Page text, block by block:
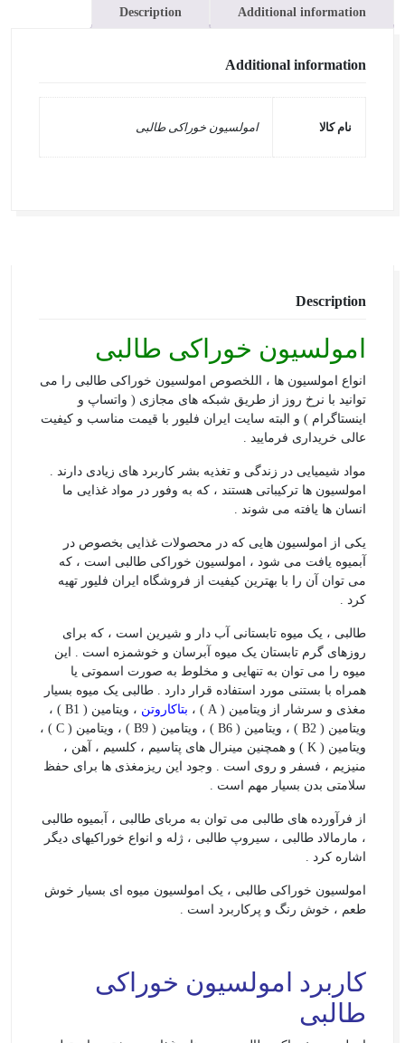
Additional information
Description
Additional information
نام کالا امولسیون خوراکی طالبی
Description
امولسیون خوراکی طالبی
انواع امولسیون ها ، اللخصوص امولسیون خوراکی طالبی را می
توانید با نرخ روز از طریق شبکه های مجازی ( واتساپ و
اینستاگرام ) و البته سایت ایران فلیور با قیمت مناسب و کیفیت
عالی خریداری فرمایید .
مواد شیمیایی در زندگی و تغذیه بشر کاربرد های زیادی دارند .
امولسیون ها ترکیباتی هستند ، که به وفور در مواد غذایی ما
انسان ها یافته می شوند .
یکی از امولسیون هایی که در محصولات غذایی بخصوص در
آبمیوه یافت می شود ، امولسیون خوراکی طالبی است ، که
می توان آن را با بهترین کیفیت از فروشگاه ایران فلیور تهیه
کرد .
طالبی ، یک میوه تابستانی آب دار و شیرین است ، که برای
روزهای گرم تابستان یک میوه آبرسان و خوشمزه است . این
میوه را می توان به تنهایی و مخلوط به صورت اسموتی یا
همراه با بستنی مورد استفاده قرار دارد . طالبی یک میوه بسیار
مغذی و سرشار از ویتامین ( A ) ،
بتاکاروتن
، ویتامین ( B1 ) ،
ویتامین ( B2 ) ، ویتامین ( B6 ) ، ویتامین ( B9 ) ، ویتامین ( C ) ،
ویتامین ( K ) و همچنین مینرال های پتاسیم ، کلسیم ، آهن ،
منیزیم ، فسفر و روی است . وجود این ریزمغذی ها برای حفظ
سلامتی بدن بسیار مهم است .
از فرآورده های طالبی می توان به مربای طالبی ، آبمیوه طالبی
، مارمالاد طالبی ، سیروپ طالبی ، ژله و انواع خوراکیهای دیگر
اشاره کرد .
امولسیون خوراکی طالبی ، یک امولسیون میوه ای بسیار خوش
طعم ، خوش رنگ و پرکاربرد است .
کاربرد امولسیون خوراکی
طالبی